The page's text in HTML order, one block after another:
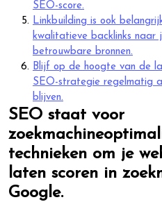
SEO-score.
Linkbuilding is ook
kwalitatieve backlinks naar
betrouwbare bronnen.
Blijf op de hoogte van de
SEO-strategie regelmatig
blijven.
SEO staat voor
technieken om je
laten scoren in
Google.